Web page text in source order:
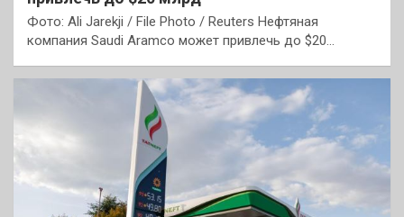
Фото: Ali Jarekji / File Photo / Reuters Нефтяная
компания Saudi Aramco может привлечь до $20…